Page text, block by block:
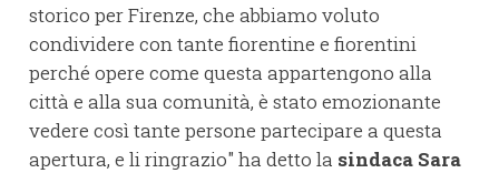
storico per Firenze, che abbiamo voluto
condividere con tante fiorentine e fiorentini
perché opere come questa appartengono alla
città e alla sua comunità, è stato emozionante
vedere così tante persone partecipare a questa
apertura, e li ringrazio" ha detto la sindaca Sara